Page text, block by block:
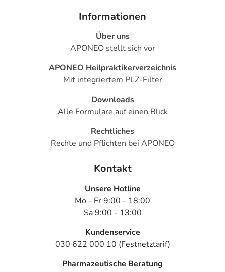
Informationen
Über uns
APONEO stellt sich vor
APONEO Heilpraktikerverzeichnis
Mit integriertem PLZ-Filter
Downloads
Alle Formulare auf einen Blick
Rechtliches
Rechte und Pflichten bei APONEO
Kontakt
Unsere Hotline
Mo - Fr 9:00 - 18:00
Sa 9:00 - 13:00
Kundenservice
030 622 000 10 (Festnetztarif)
Pharmazeutische Beratung